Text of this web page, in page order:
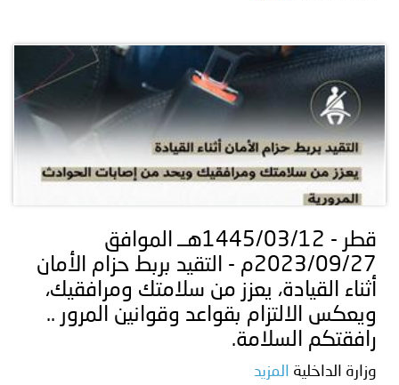
بنا
قطر - 1445/03/12هــ الموافق
2023/09/27م - التقيد بربط حزام الأمان
أثناء القيادة، يعزز من سلامتك ومرافقيك،
ويعكس الالتزام بقواعد وقوانين المرور ..
رافقتكم السلامة.
وزارة الداخلية المزيد